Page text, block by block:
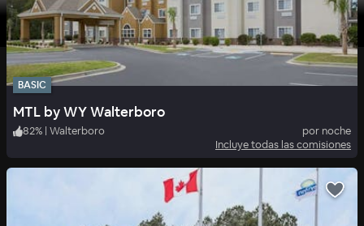
BASIC
MTL by WY Walterboro
82% | Walterboro
por noche
Incluye todas las comisiones